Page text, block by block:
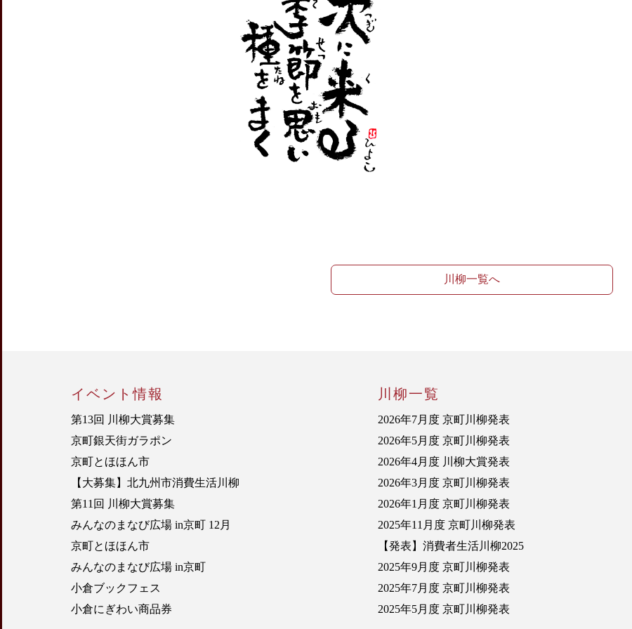
川柳一覧へ
イベント情報
第13回 川柳大賞募集
京町銀天街ガラポン
京町とほほん市
【大募集】北九州市消費生活川柳
第11回 川柳大賞募集
みんなのまなび広場 in京町 12月
京町とほほん市
みんなのまなび広場 in京町
小倉ブックフェス
小倉にぎわい商品券
川柳一覧
2026年7月度 京町川柳発表
2026年5月度 京町川柳発表
2026年4月度 川柳大賞発表
2026年3月度 京町川柳発表
2026年1月度 京町川柳発表
2025年11月度 京町川柳発表
【発表】消費者生活川柳2025
2025年9月度 京町川柳発表
2025年7月度 京町川柳発表
2025年5月度 京町川柳発表